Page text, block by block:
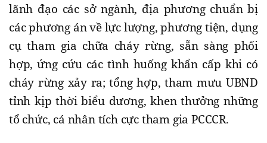
lãnh đạo các sở ngành, địa phương chuẩn bị
các phương án về lực lượng, phương tiện, dụng
cụ tham gia chữa cháy rừng, sẵn sàng phối
hợp, ứng cứu các tình huống khẩn cấp khi có
cháy rừng xảy ra; tổng hợp, tham mưu UBND
tỉnh kịp thời biểu dương, khen thưởng những
tổ chức, cá nhân tích cực tham gia PCCCR.